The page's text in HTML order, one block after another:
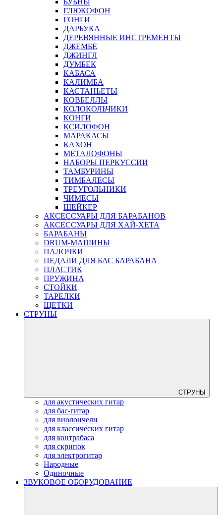
ГЛЮКОФОН
ГОНГИ
ДАРБУКА
ДЕРЕВЯННЫЕ ИНСТРЕМЕНТЫ
ДЖЕМБЕ
ДЖИНГЛ
ДУМБЕК
КАБАСА
КАЛИМБА
КАСТАНЬЕТЫ
КОВБЕЛЛЫ
КОЛОКОЛЬЧИКИ
КОНГИ
КСИЛОФОН
МАРАКАСЫ
КАХОН
МЕТАЛОФОНЫ
НАБОРЫ ПЕРКУССИИ
ТАМБУРИНЫ
ТИМБАЛЕСЫ
ТРЕУГОЛЬНИКИ
ЧИМЕСЫ
ШЕЙКЕР
АКСЕССУАРЫ ДЛЯ БАРАБАНОВ
АКСЕССУАРЫ ДЛЯ ХАЙ-ХЕТА
БАРАБАНЫ
DRUM-МАШИНЫ
ПАЛОЧКИ
ПЕДАЛИ ДЛЯ БАС БАРАБАНА
ПЛАСТИК
ПРУЖИНА
СТОЙКИ
ТАРЕЛКИ
ЩЕТКИ
СТРУНЫ
СТРУНЫ
для акустических гитар
для бас-гитар
для виолончели
для классических гитар
для контрабаса
для скрипок
для электрогитар
Народные
Одиночные
ЗВУКОВОЕ ОБОРУДОВАНИЕ